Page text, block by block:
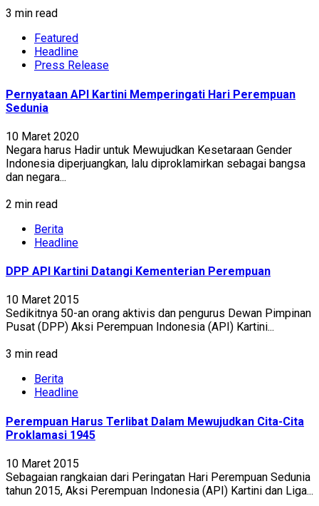
3 min read
Featured
Headline
Press Release
Pernyataan API Kartini Memperingati Hari Perempuan
Sedunia
10 Maret 2020
Negara harus Hadir untuk Mewujudkan Kesetaraan Gender
Indonesia diperjuangkan, lalu diproklamirkan sebagai bangsa
dan negara...
2 min read
Berita
Headline
DPP API Kartini Datangi Kementerian Perempuan
10 Maret 2015
Sedikitnya 50-an orang aktivis dan pengurus Dewan Pimpinan
Pusat (DPP) Aksi Perempuan Indonesia (API) Kartini...
3 min read
Berita
Headline
Perempuan Harus Terlibat Dalam Mewujudkan Cita-Cita
Proklamasi 1945
10 Maret 2015
Sebagaian rangkaian dari Peringatan Hari Perempuan Sedunia
tahun 2015, Aksi Perempuan Indonesia (API) Kartini dan Liga...